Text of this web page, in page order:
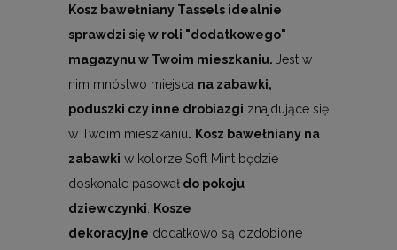
Kosz bawełniany Tassels idealnie
sprawdzi się w roli "dodatkowego"
magazynu w Twoim mieszkaniu. Jest w
nim mnóstwo miejsca na zabawki,
poduszki czy inne drobiazgi znajdujące się
w Twoim mieszkaniu. Kosz bawełniany na
zabawki w kolorze Soft Mint będzie
doskonale pasował do pokoju
dziewczynki. Kosze
dekoracyjne dodatkowo są ozdobione